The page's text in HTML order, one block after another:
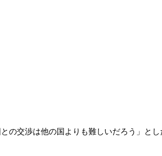
の交渉は他の国よりも難しいだろう」と